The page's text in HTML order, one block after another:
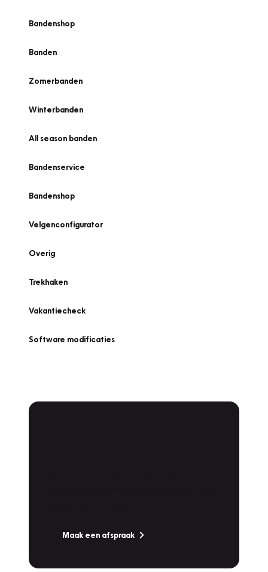
Bandenshop
Banden
Zomerbanden
Winterbanden
All season banden
Bandenservice
Bandenshop
Velgenconfigurator
Overig
Trekhaken
Vakantiecheck
Software modificaties
Maak een afspraak